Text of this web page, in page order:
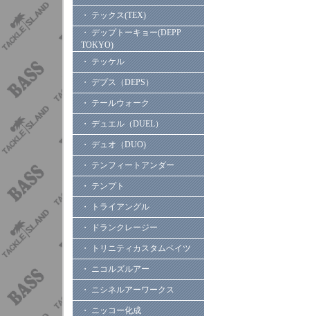
・ テックス(TEX)
・ デップトーキョー(DEPP
TOKYO)
・ テッケル
・ デプス（DEPS）
・ テールウォーク
・ デュエル（DUEL）
・ デュオ（DUO)
・ テンフィートアンダー
・ テンプト
・ トライアングル
・ ドランクレージー
・ トリニティカスタムベイツ
・ ニコルズルアー
・ ニシネルアーワークス
・ ニッコー化成